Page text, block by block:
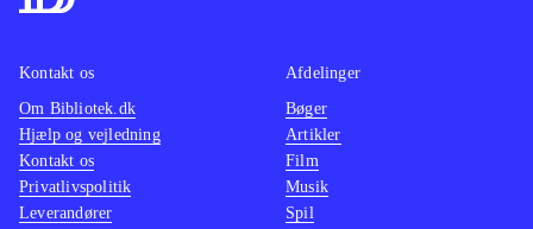
Kontakt os
Om Bibliotek.dk
Hjælp og vejledning
Kontakt os
Privatlivspolitik
Leverandører
Afdelinger
Bøger
Artikler
Film
Musik
Spil